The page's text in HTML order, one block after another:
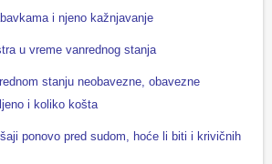
i njeno kažnjavanje
u vreme vanrednog stanja
stanju neobavezne, obavezne
i koliko košta
ponovo pred sudom, hoće li biti i krivičnih